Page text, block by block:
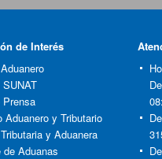
de Interés
Aduanero y Tributario
y Aduanera
de Aduanas